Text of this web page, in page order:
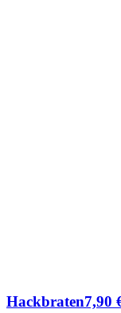
Hackbraten7,90